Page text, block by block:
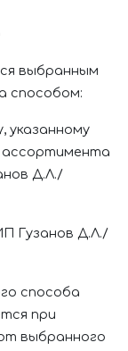
выбранным
способом:
указанному
ассортимента
Д.Л./
Гузанов Д.Л./
способа
при
выбранного